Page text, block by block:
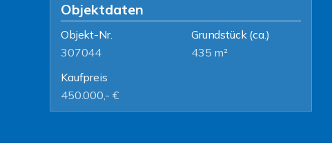
Objektdaten
Objekt-Nr.
307044
Grundstück(ca.)
435 m²
Kaufpreis
450.000,- €